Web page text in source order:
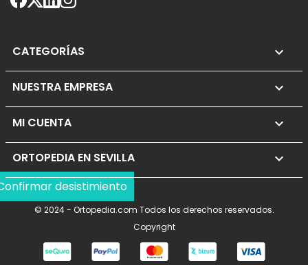
CATEGORÍAS 
NUESTRA EMPRESA 
MI CUENTA 
ORTOPEDIA EN SEVILLA keyboard_arrow_down
desistimiento
© 2024 - Ortopedia.com Todos los derechos reservados.
Copyright